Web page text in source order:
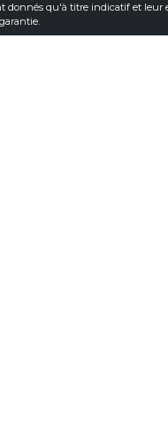
donnés qu'à titre indicatif et leur
garantie.